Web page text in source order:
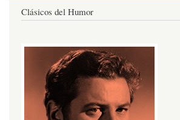
Clásicos del Humor